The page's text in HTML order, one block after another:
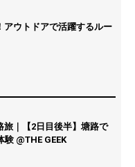
アウトドアで活躍するルー
旅｜【2日目後半】塘路で
験 @THE GEEK